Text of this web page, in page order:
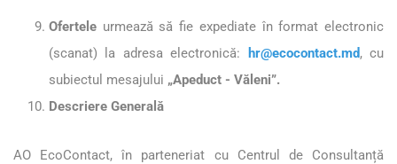
Ofertele urmează să fie expediate în format electronic
(scanat) la adresa electronică:
hr@ecocontact.md, cu
subiectul mesajului „Apeduct - Văleni”.
Descriere Generală
AO EcoContact, în parteneriat cu Centrul de Consultanță